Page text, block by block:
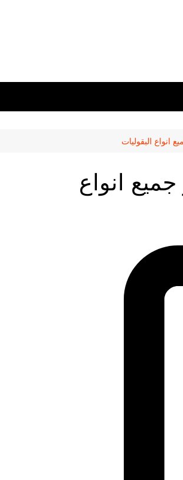
انواع البقوليات
جميع انواع